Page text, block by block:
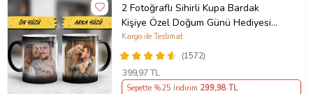
2 Fotoğraflı Sihirli Kupa Bardak
Kişiye Özel Doğum Günü Hediyesi
Sevgiliye Hediye Anneye Babaya
Ablaya Abiye Kız Erkek Kardeşe
Arkadaşa Resimli Günü Yıl Dönümü
Hediyesi
(1572)
Kargo ile Teslimat
399,97 TL
Sepette %25 İndirim 299,98 TL